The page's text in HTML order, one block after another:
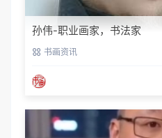
孙伟-职业画家，书法家
书画资讯